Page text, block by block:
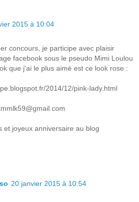
2015 à 10:04
concours, je participe avec plaisir
facebook sous le pseudo Mimi Loulou
que j'ai le plus aimé est ce look rose :
2014/12/pink-lady.html
et joyeux anniversaire au blog
20 janvier 2015 à 10:54